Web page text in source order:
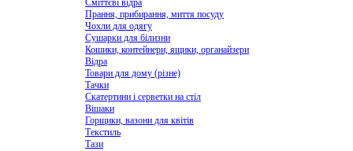
Сміттєві відра
Прання, прибирання, миття посуду
Чохли для одягу
Сушарки для білизни
Кошики, контейнери, ящики, органайзери
Відра
Товари для дому (різне)
Тачки
Скатертини і серветки на стіл
Вішаки
Горщики, вазони для квітів
Текстиль
Тази